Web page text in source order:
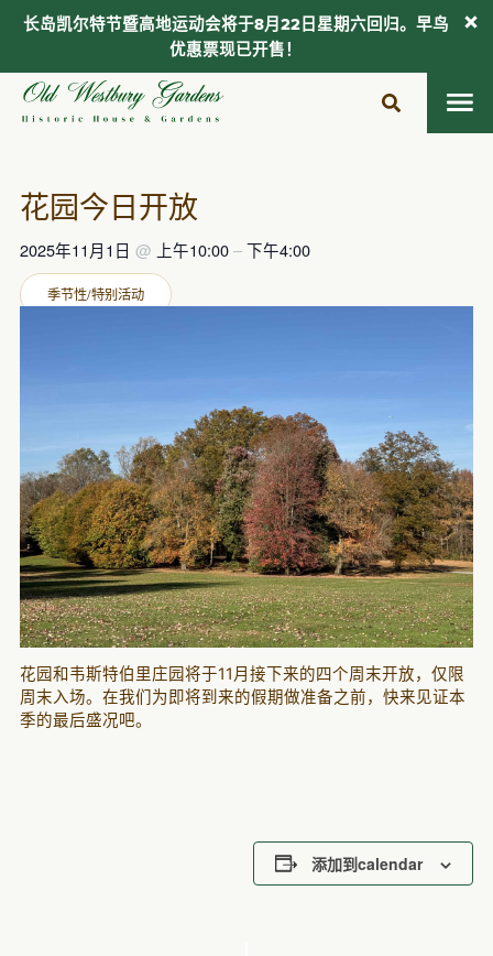
花园今日开放
2025年11月1日 @ 上午10:00–下午4:00
季节性/特别活动
花园和韦斯特伯里庄园将于11月接下来的四个周末开放，仅限
周末入场。在我们为即将到来的假期做准备之前，快来见证本
季的最后盛况吧。
添加到calendar
长岛凯尔特节暨高地运动会将于8月22日星期六回归。早鸟
优惠票现已开售！